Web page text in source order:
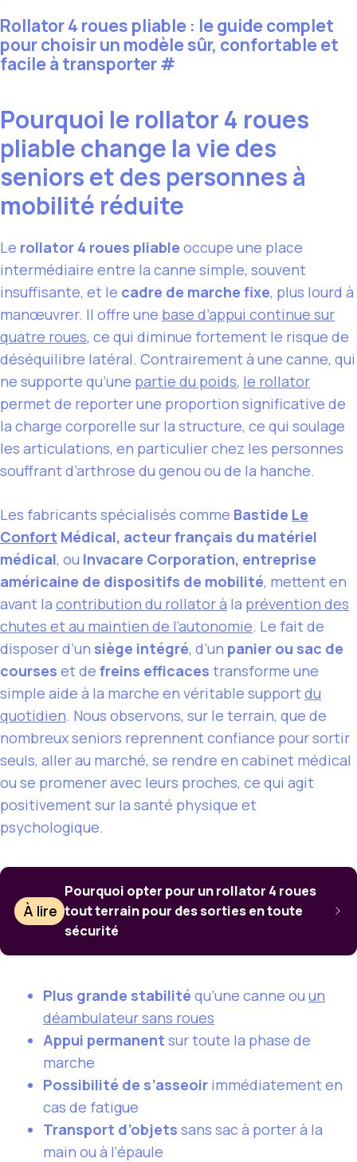
Rollator 4 roues pliable : le guide complet
pour choisir un modèle sûr, confortable et
facile à transporter#
Pourquoi le rollator 4 roues
pliable change la vie des
seniors et des personnes à
mobilité réduite
Le rollator 4 roues pliable occupe une place
intermédiaire entre la canne simple, souvent
insuffisante, et le cadre de marche fixe, plus lourd à
manœuvrer. Il offre une base d’appui continue sur
quatre roues, ce qui diminue fortement le risque de
déséquilibre latéral. Contrairement à une canne, qui
ne supporte qu’une partie du poids, le rollator
permet de reporter une proportion significative de
la charge corporelle sur la structure, ce qui soulage
les articulations, en particulier chez les personnes
souffrant d’arthrose du genou ou de la hanche.
Les fabricants spécialisés comme Bastide Le
Confort Médical, acteur français du matériel
médical, ou Invacare Corporation, entreprise
américaine de dispositifs de mobilité, mettent en
avant la contribution du rollator à la prévention des
chutes et au maintien de l’autonomie. Le fait de
disposer d’un siège intégré, d’un panier ou sac de
courses et de freins efficaces transforme une
simple aide à la marche en véritable supportdu
quotidien. Nous observons, sur le terrain, que de
nombreux seniors reprennent confiance pour sortir
seuls, aller au marché, se rendre en cabinet médical
ou se promener avec leurs proches, ce qui agit
positivement sur la santé physique et
psychologique.
À lire
Pourquoi opter pour un rollator 4 roues
tout terrain pour des sorties en toute
sécurité
Plus grande stabilité qu’une canne ou un
déambulateur sans roues
Appui permanent sur toute la phase de
marche
Possibilité de s’asseoir immédiatement en
cas de fatigue
Transport d’objets sans sac à porter à la
main ou à l’épaule